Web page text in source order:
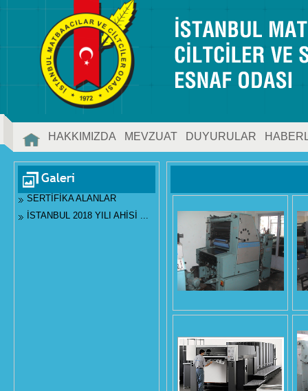
HAKKIMIZDA MEVZUAT DUYURULAR
İLETİŞİM
SERTİFİKA ALANLAR
İSTANBUL 2018 YILI AHİSİ ...